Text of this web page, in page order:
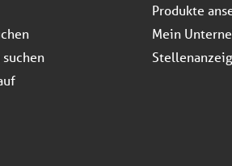
Produkte
Mein